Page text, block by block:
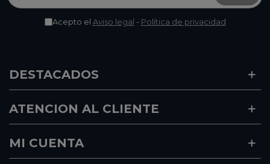
Acepto el Aviso legal - Política de privacidad
DESTACADOS
ATENCION AL CLIENTE
MI CUENTA